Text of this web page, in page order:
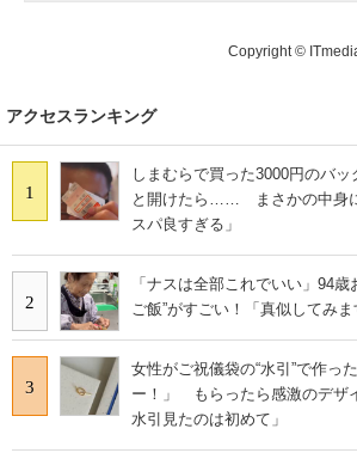
電子設計の基本と応用
エネルギーの専門メディア
建設×テクノロジーの最前線
ちょっと気になるネットの話題
Copyright ©
アクセスランキング
1
しまむらで買った3000円のバ
と開けたら…… まさかの中身
スパ良すぎる」
2
「ナスは全部これでいい」94
ご飯”がすごい！「真似してみま
3
女性がご祝儀袋の“水引”で作
ー！」 もらったら感激のデザ
水引見たのは初めて」